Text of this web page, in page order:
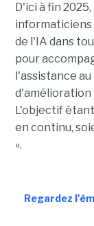
D'ici à fin
informaticiens
de l'IA dans
pour
l'assistance
d'amélioration
L'objectif
en continu,
».
Regardez